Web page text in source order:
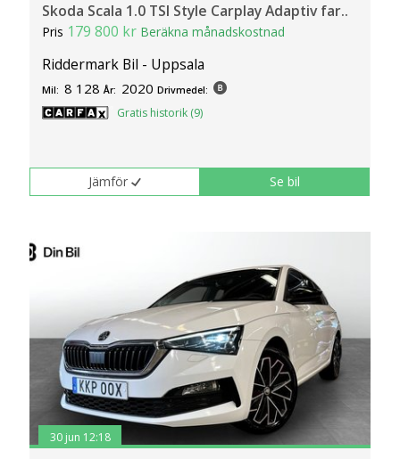
Skoda Scala 1.0 TSI Style Carplay Adaptiv far..
Pris 179 800 kr Beräkna månadskostnad
Riddermark Bil - Uppsala
Mil: 8 128 År: 2020 Drivmedel:
Gratis historik (9)
Jämför Se bil
30 jun 12:18